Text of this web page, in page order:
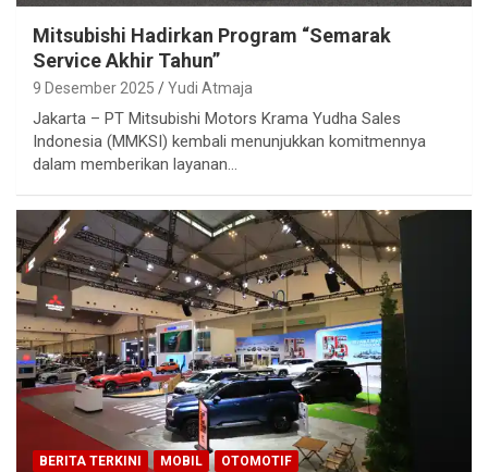
Mitsubishi Hadirkan Program “Semarak
Service Akhir Tahun”
9 Desember 2025 Yudi Atmaja
Jakarta – PT Mitsubishi Motors Krama Yudha Sales
Indonesia (MMKSI) kembali menunjukkan komitmennya
dalam memberikan layanan…
BERITA TERKINI MOBIL OTOMOTIF